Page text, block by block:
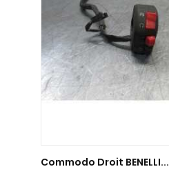
Commodo Droit BENELLI...